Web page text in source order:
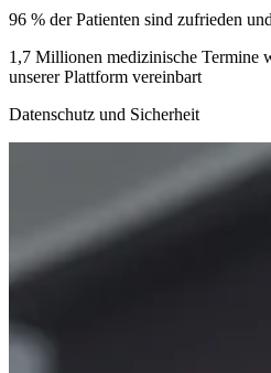
96 % der Patienten sind zufrieden
1,7 Millionen medizinische Termine
unserer Plattform vereinbart
Datenschutz und Sicherheit